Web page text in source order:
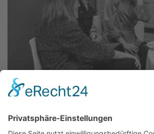
12.02.2024
IT-Lösungen für Bildung: